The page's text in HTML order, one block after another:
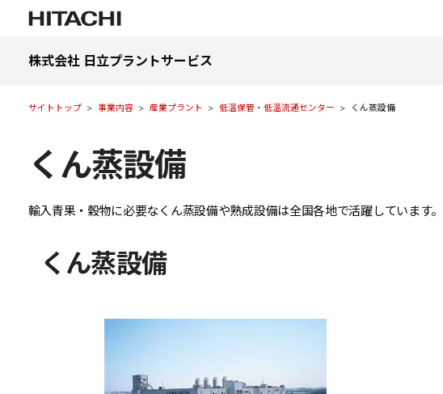
株式会社 日立プラントサービス
サイトトップ 事業内容 産業プラント 低温保管・低温流通センター くん蒸設備
くん蒸設備
輸入青果・穀物に必要なくん蒸設備や熟成設備は全国各地で活躍しています。
くん蒸設備